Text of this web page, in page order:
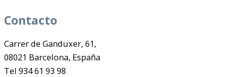
Contacto
Carrer de Ganduxer, 61,
08021 Barcelona, España
Tel 934 61 93 98